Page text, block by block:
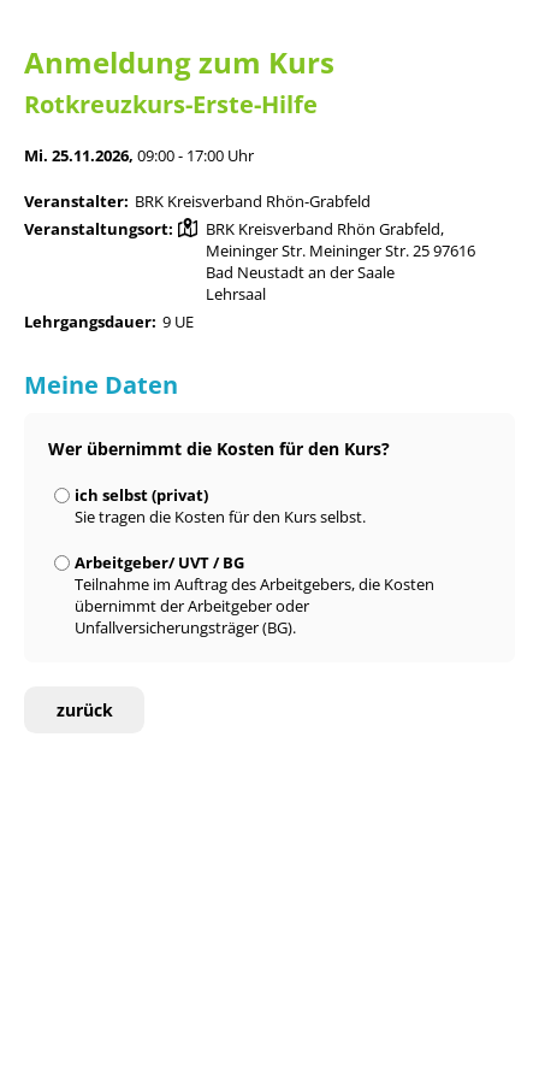
Anmeldung zum Kurs
Rotkreuzkurs-Erste-Hilfe
Mi. 25.11.2026, 09:00 - 17:00 Uhr
Veranstalter: BRK Kreisverband Rhön-Grabfeld
Veranstaltungsort:
BRK Kreisverband Rhön Grabfeld,
Meininger Str. Meininger Str. 25 97616
Bad Neustadt an der Saale
Lehrsaal
Lehrgangsdauer: 9 UE
Meine Daten
Wer übernimmt die Kosten für den Kurs?
ich selbst (privat)
Sie tragen die Kosten für den Kurs selbst.
Arbeitgeber/ UVT / BG
Teilnahme im Auftrag des Arbeitgebers, die Kosten
übernimmt der Arbeitgeber oder
Unfallversicherungsträger (BG).
zurück